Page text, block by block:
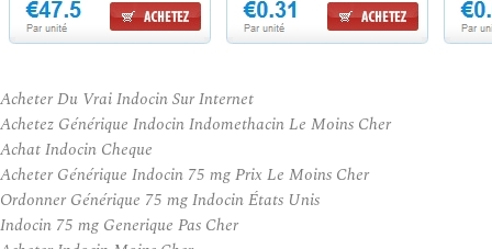
Acheter Du Vrai Indocin Sur Internet
Achetez Générique Indocin Indomethacin Le Moins Cher
Achat Indocin Cheque
Acheter Générique Indocin 75 mg Prix Le Moins Cher
Ordonner Générique 75 mg Indocin États Unis
Indocin 75 mg Generique Pas Cher